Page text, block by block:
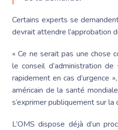
Certains experts se
devrait attendre l’approbation
« Ce ne serait pas une chose
le conseil d’administration
rapidement en cas d’urgence
américain de la santé
s’exprimer publiquement sur la
L’OMS dispose déjà d’un